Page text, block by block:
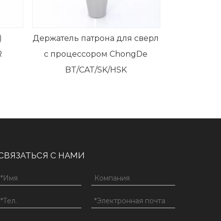
Держатель патрона для сверл
с процессором ChongDe
BT/CAT/SK/HSK
С НАМИ